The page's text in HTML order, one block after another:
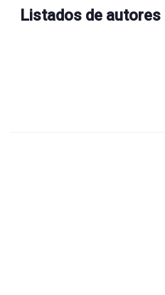
Listados de autores